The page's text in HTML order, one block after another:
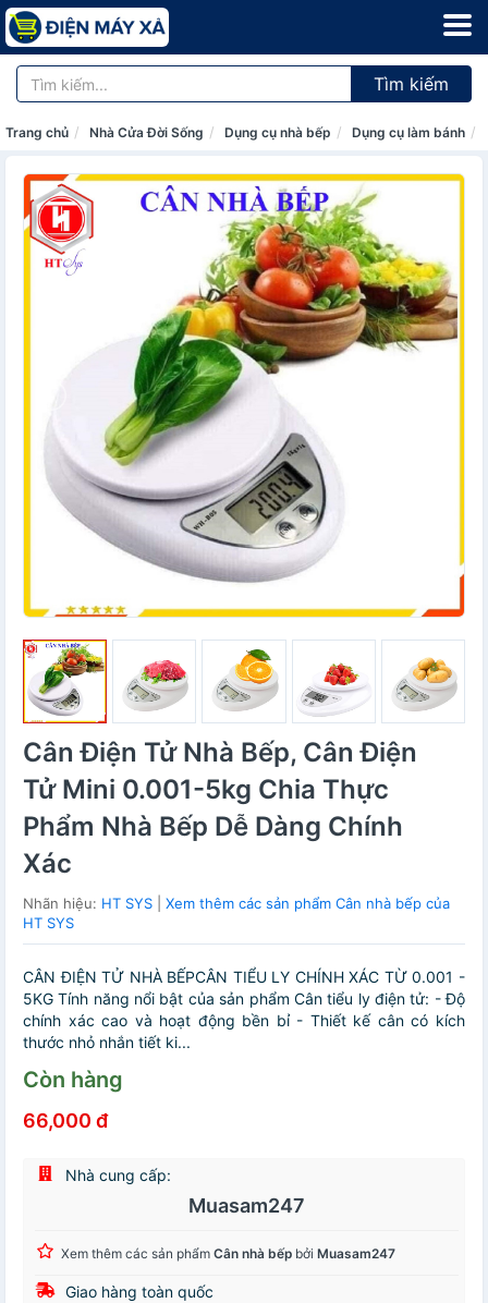
Tìm kiếm
Trang chủ Nhà Cửa Đời Sống Dụng cụ nhà bếp Dụng cụ làm bánh
Cân Điện Tử Nhà Bếp, Cân Điện
Tử Mini 0.001-5kg Chia Thực
Phẩm Nhà Bếp Dễ Dàng Chính
Xác
Nhãn hiệu: HT SYS
Xem thêm các sản phẩm Cân nhà bếp của
HT SYS
CÂN ĐIỆN TỬ NHÀ BẾPCÂN TIỂU LY CHÍNH XÁC TỪ 0.001 -
5KG Tính năng nổi bật của sản phẩm Cân tiểu ly điện tử: - Độ
chính xác cao và hoạt động bền bỉ - Thiết kế cân có kích
thước nhỏ nhắn tiết ki...
Còn hàng
66,000 đ
Nhà cung cấp:
Muasam247
Xem thêm các sản phẩm Cân nhà bếp bởi Muasam247
Giao hàng toàn quốc